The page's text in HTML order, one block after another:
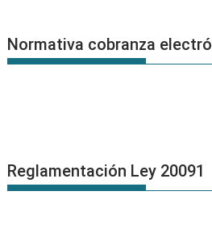
Normativa cobranza
Reglamentación Ley 20091